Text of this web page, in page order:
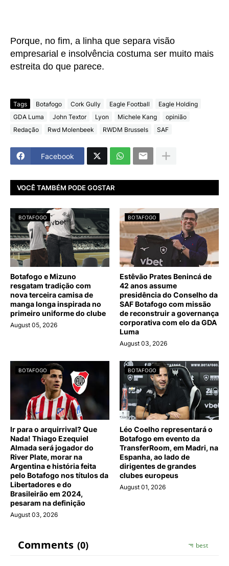
Porque, no fim, a linha que separa visão
empresarial e insolvência costuma ser muito mais
estreita do que parece.
Tags Botafogo Cork Gully Eagle Football
Eagle Holding
GDA Luma
John Textor Lyon Michele Kang
opinião
Redação
Rwd Molenbeek RWDM Brussels SAF
Facebook
VOCÊ TAMBÉM PODE GOSTAR
BOTAFOGO
Botafogo e Mizuno
resgatam tradição com
nova terceira camisa de
manga longa inspirada no
primeiro uniforme do clube
August 05, 2026
BOTAFOGO
Estêvão Prates Benincá de
42 anos assume
presidência do Conselho da
SAF Botafogo com missão
de reconstruir a governança
corporativa com elo da GDA
Luma
August 03, 2026
BOTAFOGO
Ir para o arquirrival? Que
Nada! Thiago Ezequiel
Almada será jogador do
River Plate, morar na
Argentina e história feita
pelo Botafogo nos títulos da
Libertadores e do
Brasileirão em 2024,
pesaram na definição
August 03, 2026
BOTAFOGO
Léo Coelho representará o
Botafogo em evento da
TransferRoom, em Madri, na
Espanha, ao lado de
dirigentes de grandes
clubes europeus
August 01, 2026